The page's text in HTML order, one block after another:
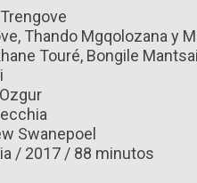
Thando Mgqolozana y
Touré, Bongile
Swanepoel
/ 2017 / 88 minutos